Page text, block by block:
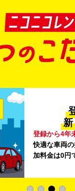
全
全国47都道
空港周辺
の
こでも気軽
ています。